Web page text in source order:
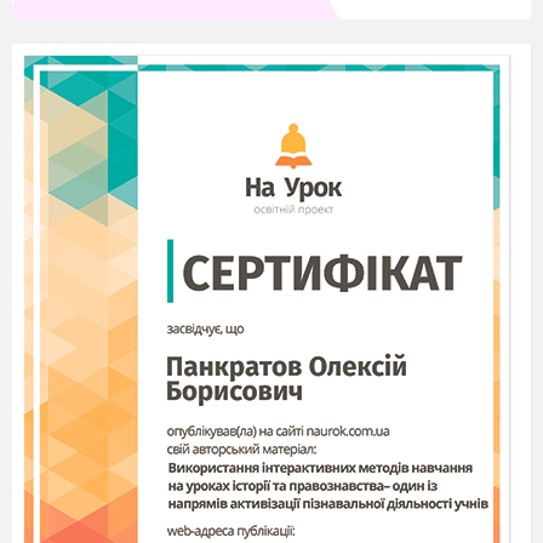
Величину
векторами
Кут між векторами позначається так:
Якщо вектори
співнапрямлені, то
вважають, що
, якщо хоча б один із
векторів нульовий, то вважають, що
.
Справедливо:
Означення.Скалярним добутком двох
векторів
косинуса кута між ними.
Означення.Скалярним добутком двох
векторів заданих їхніми координатами